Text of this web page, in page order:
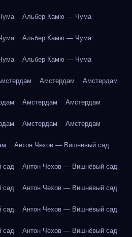
Альбер Камю — Чума
Альбер Камю — Чума
Альбер Камю — Чума
Амстердам Амстердам
Амстердам Амстердам
Амстердам Амстердам
Антон Чехов — Вишнёвый сад
сад Антон Чехов — Вишнёвый сад
сад Антон Чехов — Вишнёвый сад
сад Антон Чехов — Вишнёвый сад
сад Антон Чехов — Вишнёвый сад